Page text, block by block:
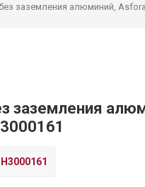
заземления алюминий, Asfora
заземления